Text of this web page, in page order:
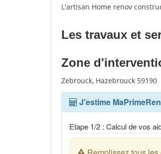
L'artisan Home renov
Les travaux et
Zone
Zebrouck, Hazebrouck 59190